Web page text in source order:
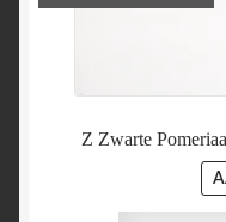
Z Zwarte
prijs
prijs